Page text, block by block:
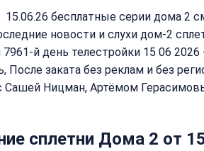
15.06.26 бесплатные серии дома 2
новости и слухи дом-2
й день телестройки 15 06
После заката без реклам и без
Сашей Ницман, Артёмом
сплетни Дома 2 от